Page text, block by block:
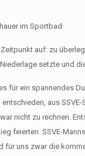
im Sportbad
auf: zu
setzte und
für ein spannendes
aus
nicht zu rechnen.
feierten. SSVE-
uns zwar die